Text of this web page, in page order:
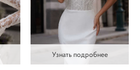
Узнать подробнее